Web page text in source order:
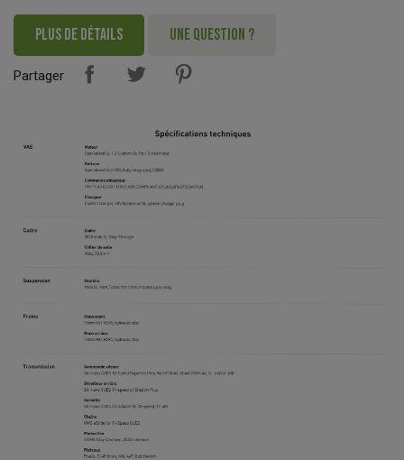
PLUS DE DÉTAILS UNE QUESTION ?
Partager